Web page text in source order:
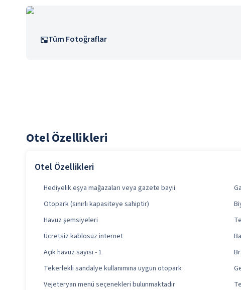
Tüm Fotoğraflar
Otel Özellikleri
Otel Özellikleri
Hediyelik eşya mağazaları veya gazete bayii
Otopark (sınırlı kapasiteye sahiptir)
Havuz şemsiyeleri
Ücretsiz kablosuz internet
Açık havuz sayısı - 1
Tekerlekli sandalye kullanımına uygun otopark
Vejeteryan menü seçenekleri bulunmaktadır